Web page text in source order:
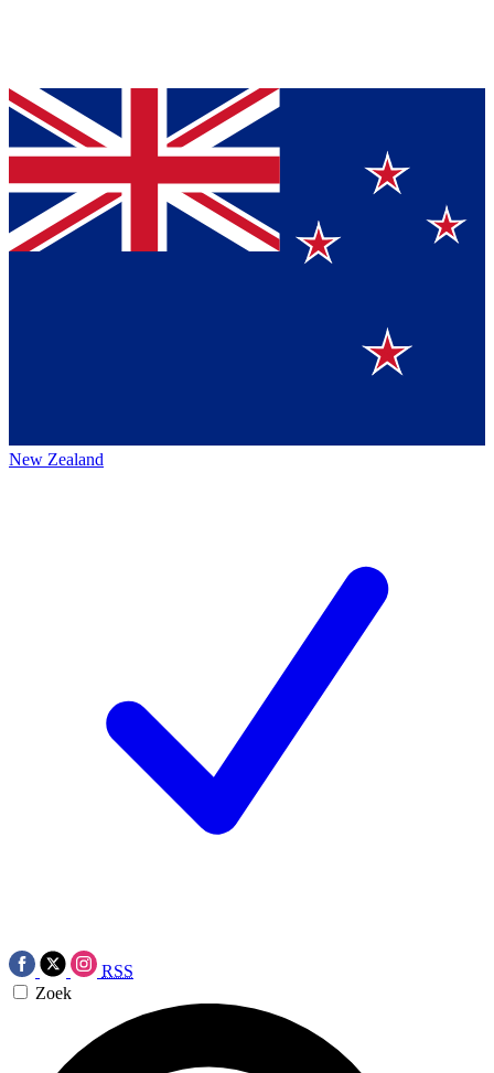
New Zealand
RSS
Zoek